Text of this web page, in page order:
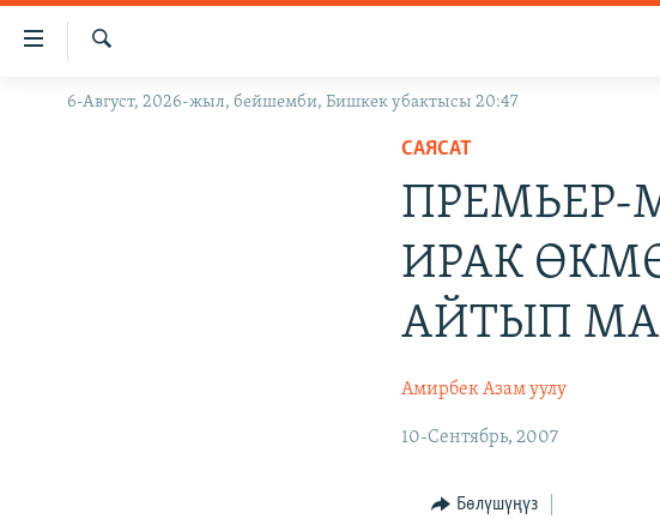
Линктер
Мазмунга
Навигацияга
ЖАҢЫЛЫКТАР
Издөө
6-Август, 2026-жыл, бейшемби, Бишкек убактысы 20:47
САЯСАТ
ИРАК
АЙТЫП
Амирбек Азам уулу
10-Сентябрь, 2007
Бөлүшүңүз